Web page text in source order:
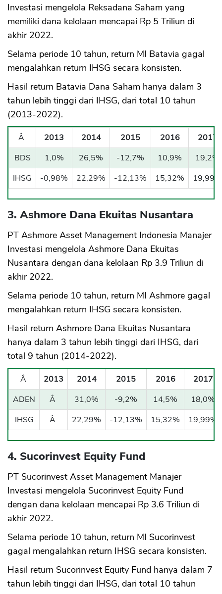
Investasi mengelola Reksadana Saham yang
memiliki dana kelolaan mencapai Rp 5 Triliun di
akhir 2022.
Selama periode 10 tahun, return MI Batavia gagal
mengalahkan return IHSG secara konsisten.
Hasil return Batavia Dana Saham hanya dalam 3
tahun lebih tinggi dari IHSG, dari total 10 tahun
(2013-2022).
Â 2013 2014 2015 2016
2017
BDS
1,0% 26,5% -12,7% 10,9%
19,2%
IHSG
-0,98% 22,29% -12,13% 15,32% 19,99%
3. Ashmore Dana Ekuitas Nusantara
PT Ashmore Asset Management Indonesia Manajer
Investasi mengelola Ashmore Dana Ekuitas
Nusantara dengan dana kelolaan Rp 3.9 Triliun di
akhir 2022.
Selama periode 10 tahun, return MI Ashmore gagal
mengalahkan return IHSG secara konsisten.
Hasil return Ashmore Dana Ekuitas Nusantara
hanya dalam 3 tahun lebih tinggi dari IHSG, dari
total 9 tahun (2014-2022).
Â 2013 2014 2015 2016
2017
ADEN
Â 31,0% -9,2% 14,5%
18,0%
IHSG
Â 22,29% -12,13% 15,32% 19,99%
4. Sucorinvest Equity Fund
PT Sucorinvest Asset Management Manajer
Investasi mengelola Sucorinvest Equity Fund
dengan dana kelolaan mencapai Rp 3.6 Triliun di
akhir 2022.
Selama periode 10 tahun, return MI Sucorinvest
gagal mengalahkan return IHSG secara konsisten.
Hasil return Sucorinvest Equity Fund hanya dalam 7
tahun lebih tinggi dari IHSG, dari total 10 tahun